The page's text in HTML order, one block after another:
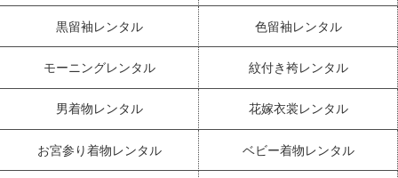
黒留袖レンタル 色留袖レンタル
モーニングレンタル 紋付き袴レンタル
男着物レンタル 花嫁衣裳レンタル
お宮参り着物レンタル ベビー着物レンタル